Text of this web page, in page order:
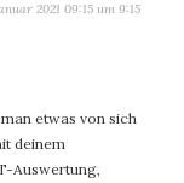
2021 09:15 um 9:15
etwas von sich
deinem
Auswertung,